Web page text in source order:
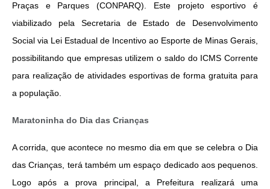
Praças e Parques (CONPARQ). Este projeto esportivo é
viabilizado pela Secretaria de Estado de Desenvolvimento
Social via Lei Estadual de Incentivo ao Esporte de Minas Gerais,
possibilitando que empresas utilizem o saldo do ICMS Corrente
para realização de atividades esportivas de forma gratuita para
a população.
Maratoninha do Dia das Crianças
A corrida, que acontece no mesmo dia em que se celebra o Dia
das Crianças, terá também um espaço dedicado aos pequenos.
Logo após a prova principal, a Prefeitura realizará uma